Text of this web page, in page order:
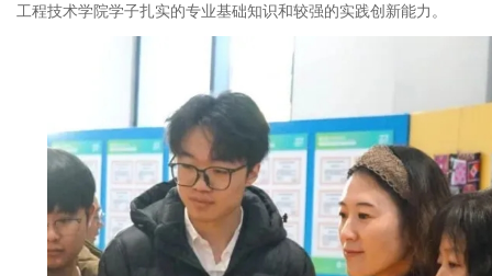
工程技术学院学子扎实的专业基础知识和较强的实践创新能力。